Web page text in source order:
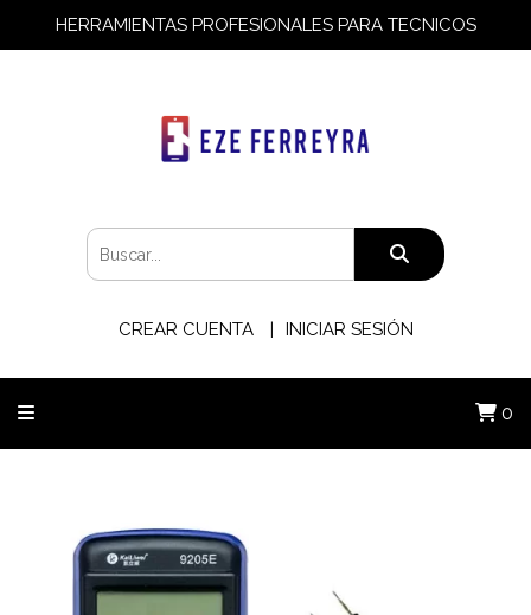
HERRAMIENTAS PROFESIONALES PARA TECNICOS
CREAR CUENTA INICIAR SESIÓN
0